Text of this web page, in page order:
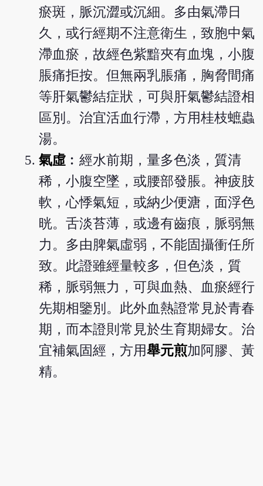
瘀斑，脈沉澀或沉細。多由氣滯日
久，或行經期不注意衛生，致胞中氣
滯血瘀，故經色紫黯夾有血塊，小腹
脹痛拒按。但無兩乳脹痛，胸脅間痛
等肝氣鬱結症狀，可與肝氣鬱結證相
區別。治宜活血行滯，方用桂枝蟅蟲
湯。
氣虛 ︰經水前期，量多色淡，質清
稀，小腹空墜，或腰部發脹。神疲肢
軟，心悸氣短，或納少便溏，面浮色
晄。舌淡苔薄，或邊有齒痕，脈弱無
力。多由脾氣虛弱，不能固攝衝任所
致。此證雖經量較多，但色淡，質
稀，脈弱無力，可與血熱、血瘀經行
先期相鑒別。此外血熱證常見於青春
期，而本證則常見於生育期婦女。治
宜補氣固經，方用舉元煎加阿膠、黃
精。